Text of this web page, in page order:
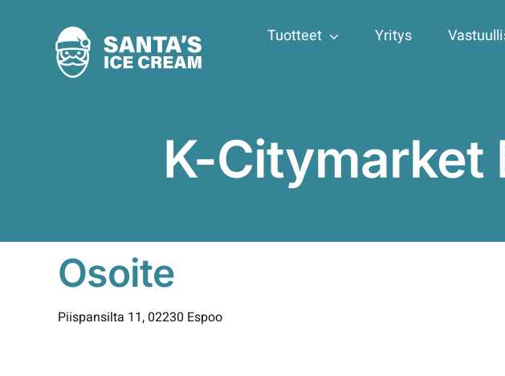
Tuotteet Yritys
K-Citymarket
Osoite
Piispansilta 11, 02230 Espoo